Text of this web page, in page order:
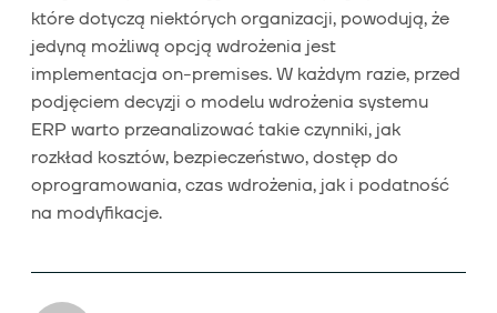
które dotyczą niektórych organizacji, powodują, że
jedyną możliwą opcją wdrożenia jest
implementacja on-premises. W każdym razie, przed
podjęciem decyzji o modelu wdrożenia systemu
ERP warto przeanalizować takie czynniki, jak
rozkład kosztów, bezpieczeństwo, dostęp do
oprogramowania, czas wdrożenia, jak i podatność
na modyfikacje.